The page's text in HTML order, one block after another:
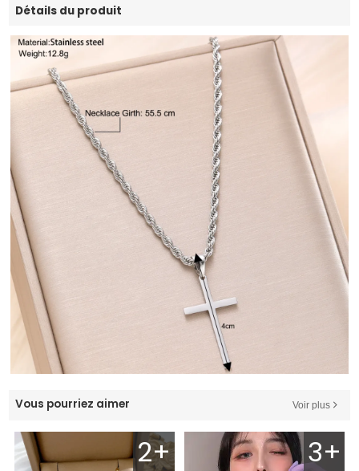
Détails du produit
Vous pourriez aimer Voir plus
2+ 3+